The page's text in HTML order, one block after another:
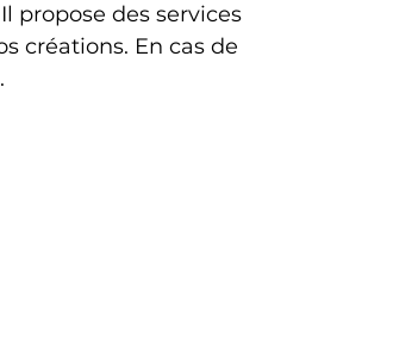
propose des services
créations. En cas de